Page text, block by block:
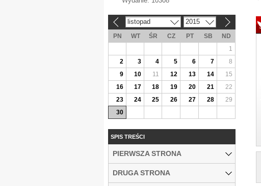
listopad 2015
PN WT ŚR CZ PT SB
ND
1
2
3 4 5 6 7
8
9
10 11 12 13 14
15
16
17 18 19 20 21
22
23
24 25 26 27 28
29
30
SPIS TREŚCI
PIERWSZA STRONA
DRUGA STRONA